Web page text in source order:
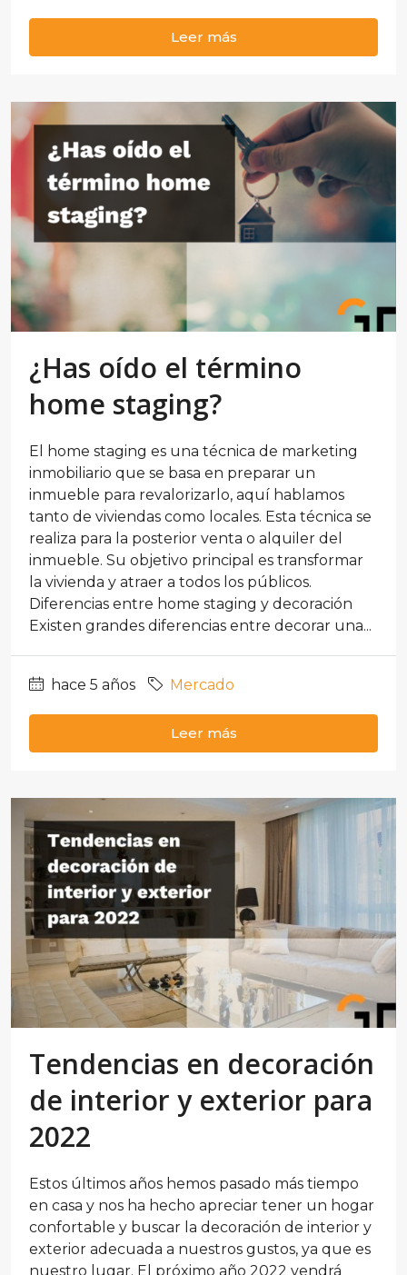
Leer más
¿Has oído el término
home staging?
El home staging es una técnica de marketing
inmobiliario que se basa en preparar un
inmueble para revalorizarlo, aquí hablamos
tanto de viviendas como locales. Esta técnica se
realiza para la posterior venta o alquiler del
inmueble. Su objetivo principal es transformar
la vivienda y atraer a todos los públicos.
Diferencias entre home staging y decoración
Existen grandes diferencias entre decorar una...
hace 5 años Mercado
Leer más
Tendencias en decoración
de interior y exterior para
2022
Estos últimos años hemos pasado más tiempo
en casa y nos ha hecho apreciar tener un hogar
confortable y buscar la decoración de interior y
exterior adecuada a nuestros gustos, ya que es
nuestro lugar. El próximo año 2022 vendrá